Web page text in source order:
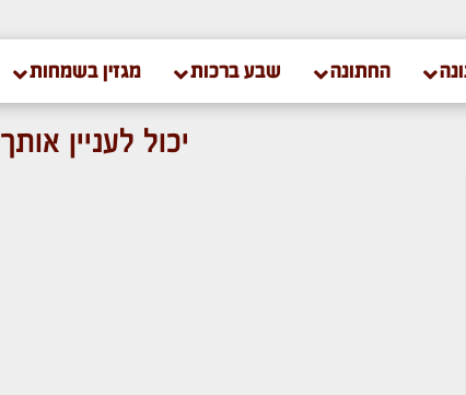
החתונה שבע ברכות מגזין בשמחות
יכול לעניין אותך